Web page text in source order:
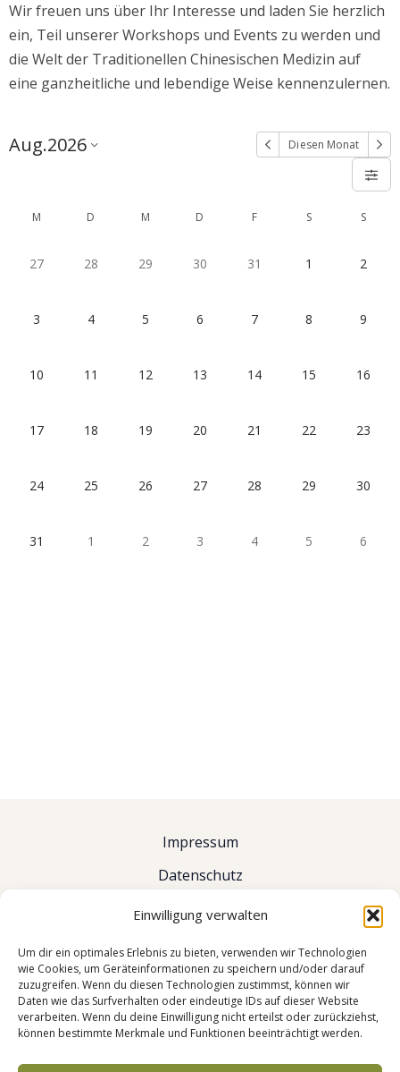
Einwilligung verwalten
Um dir ein optimales Erlebnis zu bieten, verwenden wir Technologien
wie Cookies, um Geräteinformationen zu speichern und/oder darauf
zuzugreifen. Wenn du diesen Technologien zustimmst, können wir
Daten wie das Surfverhalten oder eindeutige IDs auf dieser Website
verarbeiten. Wenn du deine Einwilligung nicht erteilst oder zurückziehst,
können bestimmte Merkmale und Funktionen beeinträchtigt werden.
Wir freuen uns über Ihr Interesse und laden Sie herzlich
ein, Teil unserer Workshops und Events zu werden und
die Welt der Traditionellen Chinesischen Medizin auf
eine ganzheitliche und lebendige Weise kennenzulernen.
Aug.2026 Diesen Monat
M D M D F S S
27 28 29 30 31 1 2
3 4 5 6 7 8 9
10 11 12 13 14 15 16
17 18 19 20 21 22 23
24 25 26 27 28 29 30
31 1 2 3 4 5 6
Impressum
Datenschutz
Events & Kurse